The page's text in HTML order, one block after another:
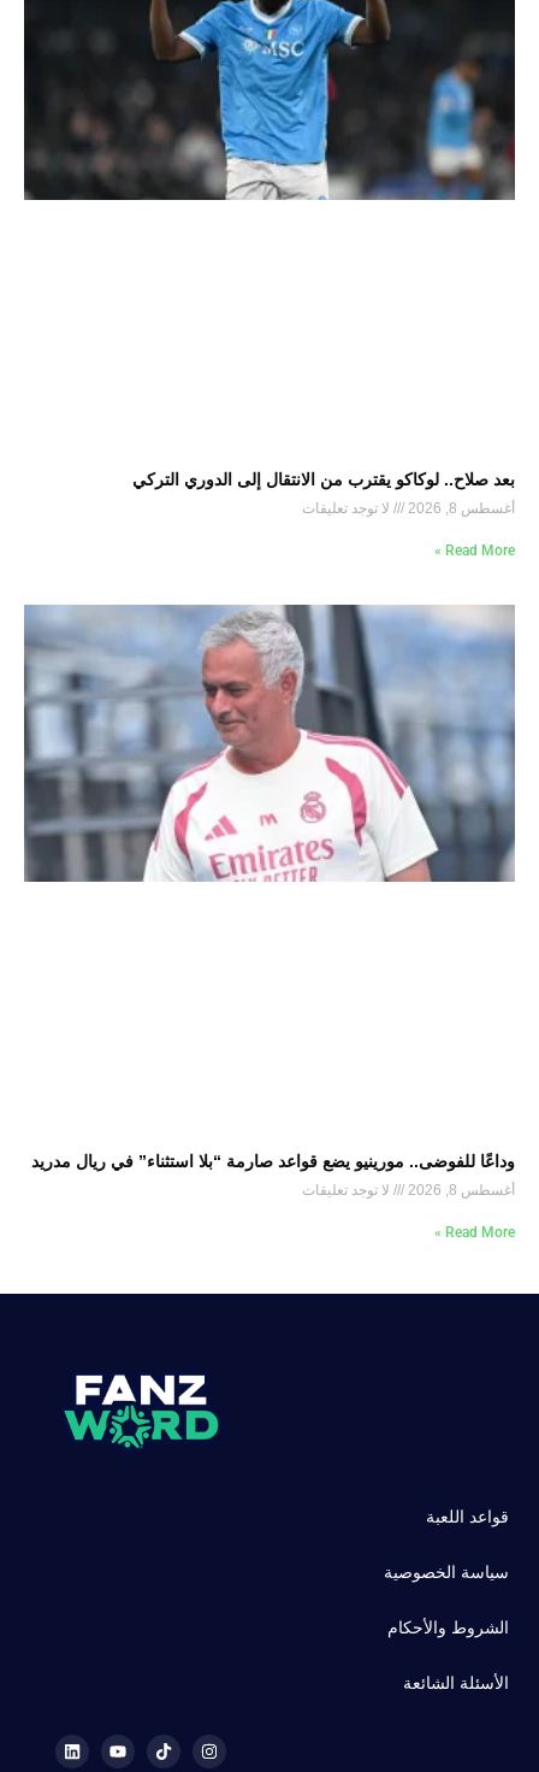
بعد صلاح.. لوكاكو يقترب من الانتقال إلى الدوري التركي
أغسطس 8, 2026 لا توجد تعليقات
Read More »
وداعًا للفوضى.. مورينيو يضع قواعد صارمة “بلا استثناء” في ريال مدريد
أغسطس 8, 2026 لا توجد تعليقات
Read More »
قواعد اللعبة
سياسة الخصوصية
الشروط والأحكام
الأسئلة الشائعة